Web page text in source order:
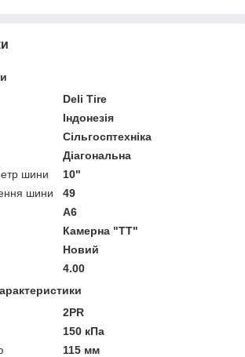
Deli Tire
Індонезія
Сільгосптехніка
Діагональна
шини
10"
шини
49
A6
Камерна "TT"
Новий
4.00
2PR
150 кПа
115 мм